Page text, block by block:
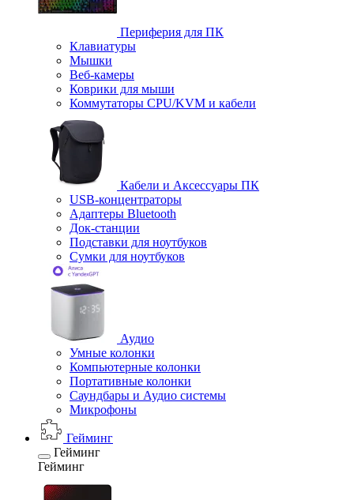
Периферия для ПК
Клавиатуры
Мышки
Веб-камеры
Коврики для мыши
Коммутаторы CPU/KVM и кабели
Кабели и Аксессуары ПК
USB-концентраторы
Адаптеры Bluetooth
Док-станции
Подставки для ноутбуков
Сумки для ноутбуков
Аудио
Умные колонки
Компьютерные колонки
Портативные колонки
Саундбары и Аудио системы
Микрофоны
Гейминг
Гейминг
Гейминг